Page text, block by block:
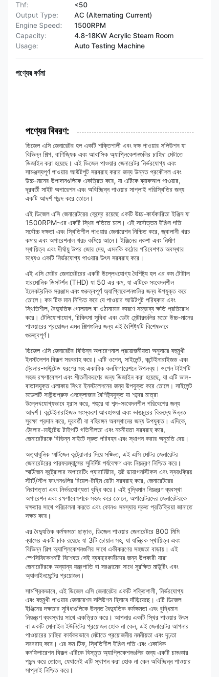
Thf:
<50
Output Type:
AC (Alternating Current)
Engine Speed:
1500RPM
Capacity:
4.8-18KW Acrylic Steam Room
Usage:
Auto Testing Machine
পণ্যের বর্ণনা
পণ্যের বিবরণ:
ডিজেল এসি জেনারেটর হল একটি শক্তিশালী এবং দক্ষ পাওয়ার সলিউশন যা
বিভিন্ন শিল্প, বাণিজ্যিক এবং আবাসিক অ্যাপ্লিকেশনগুলির চাহিদা মেটাতে
ডিজাইন করা হয়েছে। এই ডিজেল পাওয়ার জেনারেটর নির্ভরযোগ্য এবং
সামঞ্জস্যপূর্ণ পাওয়ার আউটপুট সরবরাহ করার জন্য উন্নত প্রকৌশল এবং
উচ্চ-মানের উপাদানগুলিকে একত্রিত করে, যা এটিকে ব্যাকআপ পাওয়ার,
দূরবর্তী সাইট অপারেশন এবং অবিচ্ছিন্ন পাওয়ার সাপ্লাই পরিস্থিতির জন্য
একটি আদর্শ পছন্দ করে তোলে।
এই ডিজেল এসি জেনারেটরের কেন্দ্রে রয়েছে একটি উচ্চ-কার্যকারিতা ইঞ্জিন যা
1500RPM-এর একটি স্থির গতিতে চলে। এই সর্বোত্তম ইঞ্জিন গতি
সর্বোচ্চ দক্ষতা এবং স্থিতিশীল পাওয়ার জেনারেশন নিশ্চিত করে, জ্বালানী খরচ
কমায় এবং অপারেশনাল খরচ কমিয়ে আনে। ইঞ্জিনের নকশা এবং নির্মাণ
স্থায়িত্ব এবং দীর্ঘায়ু উপর জোর দেয়, এমনকি কঠোর পরিবেশগত অবস্থার
মধ্যেও একটি নির্ভরযোগ্য পাওয়ার উৎস সরবরাহ করে।
এই এসি মোটর জেনারেটরের একটি উল্লেখযোগ্য বৈশিষ্ট্য হল এর কম টোটাল
হারমোনিক ডিসটর্শন (THD) যা 50 এর কম, যা এটিকে সংবেদনশীল
ইলেকট্রনিক সরঞ্জাম এবং গুরুত্বপূর্ণ অ্যাপ্লিকেশনগুলির জন্য উপযুক্ত করে
তোলে। কম টিফ মান নিশ্চিত করে যে পাওয়ার আউটপুট পরিষ্কার এবং
স্থিতিশীল, বৈদ্যুতিক গোলমাল বা ওঠানামার কারণে সম্ভাব্য ক্ষতি প্রতিরোধ
করে। টেলিযোগাযোগ, চিকিৎসা সুবিধা এবং ডেটা সেন্টারগুলির মতো উচ্চ-মানের
পাওয়ারের প্রয়োজন এমন শিল্পগুলির জন্য এই বৈশিষ্ট্যটি বিশেষভাবে
গুরুত্বপূর্ণ।
ডিজেল এসি জেনারেটর বিভিন্ন অপারেশনাল প্রয়োজনীয়তা অনুসারে বহুমুখী
ইনস্টলেশন বিকল্প সরবরাহ করে। এটি ওপেন, সাইলেন্ট, কন্টেইনারাইজড এবং
ট্রেলার-মাউন্টেড ধরণের সহ একাধিক কনফিগারেশনে উপলব্ধ। ওপেন টাইপটি
সহজ রক্ষণাবেক্ষণ এবং শীতলীকরণের জন্য ডিজাইন করা হয়েছে, যা এটি ভাল-
বাতাসযুক্ত এলাকায় স্থির ইনস্টলেশনের জন্য উপযুক্ত করে তোলে। সাইলেন্ট
মডেলটি সাউন্ডপ্রুফ এনক্লোজার বৈশিষ্ট্যযুক্ত যা শব্দের মাত্রা
উল্লেখযোগ্যভাবে হ্রাস করে, শহুরে বা শব্দ-সংবেদনশীল পরিবেশের জন্য
আদর্শ। কন্টেইনারাইজড সংস্করণ আবহাওয়া এবং ভাঙচুরের বিরুদ্ধে উন্নত
সুরক্ষা প্রদান করে, দূরবর্তী বা বহিরঙ্গন অবস্থানের জন্য উপযুক্ত। এদিকে,
ট্রেলার-মাউন্টেড টাইপটি গতিশীলতা এবং নমনীয়তা সরবরাহ করে,
জেনারেটরকে বিভিন্ন সাইটে দ্রুত পরিবহন এবং স্থাপন করার অনুমতি দেয়।
অত্যাধুনিক স্মার্টজেন কন্ট্রোলার দিয়ে সজ্জিত, এই এসি মোটর জেনারেটর
জেনারেটরের পারফরম্যান্সের সুনির্দিষ্ট পর্যবেক্ষণ এবং নিয়ন্ত্রণ নিশ্চিত করে।
স্মার্টজেন কন্ট্রোলার অপারেটিং প্যারামিটার, ফল্ট ডায়াগনস্টিকস এবং স্বয়ংক্রিয়
স্টার্ট/স্টপ ফাংশনগুলির রিয়েল-টাইম ডেটা সরবরাহ করে, জেনারেটরের
নিরাপত্তা এবং নির্ভরযোগ্যতা বৃদ্ধি করে। এই বুদ্ধিমান নিয়ন্ত্রণ ব্যবস্থা
অপারেশন এবং রক্ষণাবেক্ষণকে সহজ করে তোলে, অপারেটরদের জেনারেটরকে
দক্ষতার সাথে পরিচালনা করতে এবং কোনও সমস্যায় দ্রুত প্রতিক্রিয়া জানাতে
সক্ষম করে।
এর বৈদ্যুতিক কর্মক্ষমতা ছাড়াও, ডিজেল পাওয়ার জেনারেটরে 800 মিমি
ব্যাসের একটি চাক রয়েছে যা 3টি চোয়াল সহ, যা যান্ত্রিক স্থায়িত্ব এবং
বিভিন্ন শিল্প অ্যাপ্লিকেশনগুলির সাথে একীকরণের সহজতা বাড়ায়। এই
স্পেসিফিকেশনটি বিশেষত সেই ব্যবহারকারীদের জন্য উপকারী যারা
জেনারেটরকে অন্যান্য যন্ত্রপাতি বা সরঞ্জামের সাথে সুরক্ষিত মাউন্টিং এবং
অ্যালাইনমেন্টের প্রয়োজন।
সামগ্রিকভাবে, এই ডিজেল এসি জেনারেটর একটি শক্তিশালী, নির্ভরযোগ্য
এবং বহুমুখী পাওয়ার জেনারেশন সলিউশন হিসাবে দাঁড়িয়েছে। এটি ডিজেল
ইঞ্জিনের দক্ষতার সুবিধাগুলিকে উন্নত বৈদ্যুতিক কর্মক্ষমতা এবং বুদ্ধিমান
নিয়ন্ত্রণ ব্যবস্থার সাথে একত্রিত করে। আপনার একটি স্থির পাওয়ার উৎস
বা একটি মোবাইল ইউনিটের প্রয়োজন হোক না কেন, এই জেনারেটর আপনার
পাওয়ারের চাহিদা কার্যকরভাবে মেটাতে প্রয়োজনীয় নমনীয়তা এবং দৃঢ়তা
সরবরাহ করে। এর কম টিফ, স্থিতিশীল ইঞ্জিন গতি এবং একাধিক
কনফিগারেশন বিকল্প এটিকে বিস্তৃত অ্যাপ্লিকেশনগুলির জন্য একটি চমৎকার
পছন্দ করে তোলে, যেখানেই এটি স্থাপন করা হোক না কেন অবিচ্ছিন্ন পাওয়ার
সাপ্লাই নিশ্চিত করে।